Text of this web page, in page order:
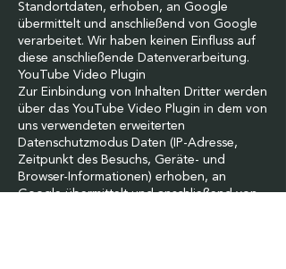
Standortdaten, erhoben, an Google
übermittelt und anschließend von Google
verarbeitet. Wir haben keinen Einfluss auf
diese anschließende Datenverarbeitung.
YouTube Video Plugin
Zur Einbindung von Inhalten Dritter werden
über das YouTube Video Plugin in dem von
uns verwendeten erweiterten
Datenschutzmodus Daten (IP-Adresse,
Zeitpunkt des Besuchs, Geräte- und
Browser-Informationen) erhoben, an
Google übermittelt und anschließend von